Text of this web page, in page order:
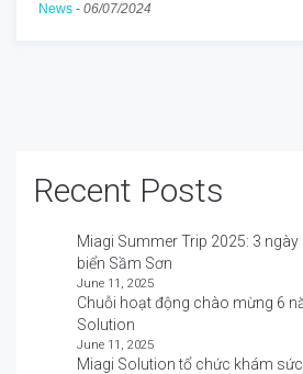
News - 06/07/2024
Recent Posts
Miagi Summer Trip 2025: 3
biển Sầm Sơn
June 11, 2025
Chuỗi hoạt động chào mừng 6
Solution
June 11, 2025
Miagi Solution tổ chức khám